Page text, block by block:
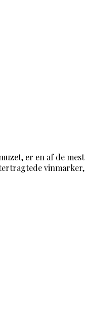
er en af de mest
vinmarker,